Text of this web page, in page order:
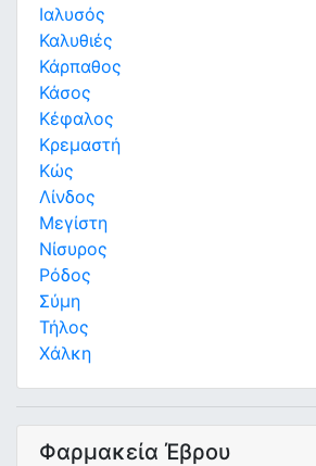
Ιαλυσός
Καλυθιές
Κάρπαθος
Κάσος
Κέφαλος
Κρεμαστή
Κώς
Λίνδος
Μεγίστη
Νίσυρος
Ρόδος
Σύμη
Τήλος
Χάλκη
Φαρμακεία Έβρου